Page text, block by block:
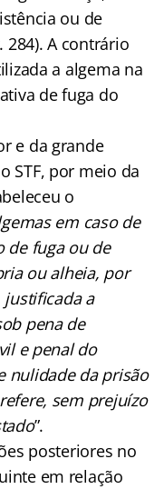
ou de
284). A contrário
a algema na
de fuga do
e da grande
STF, por meio da
o
em caso de
de fuga ou de
ou alheia, por
a
pena de
e penal do
nulidade da prisão
sem prejuízo
”.
posteriores no
em relação